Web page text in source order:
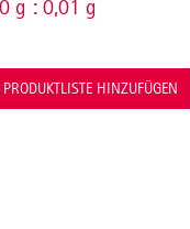
g : 0,01 g
HINZUFÜGEN